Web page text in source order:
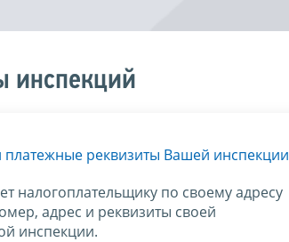
инспекций
платежные реквизиты Вашей инспекции
налогоплательщику по своему адресу
адрес и реквизиты своей
инспекции.